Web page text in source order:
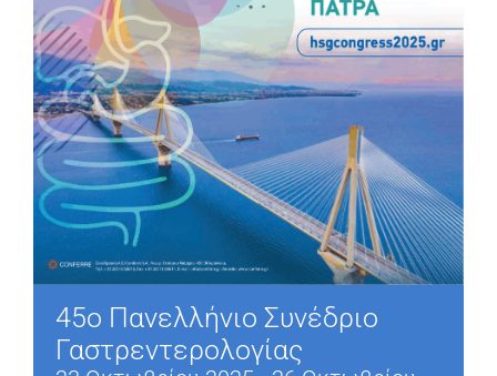
45ο Πανελλήνιο Συνέδριο
Γαστρεντερολογίας